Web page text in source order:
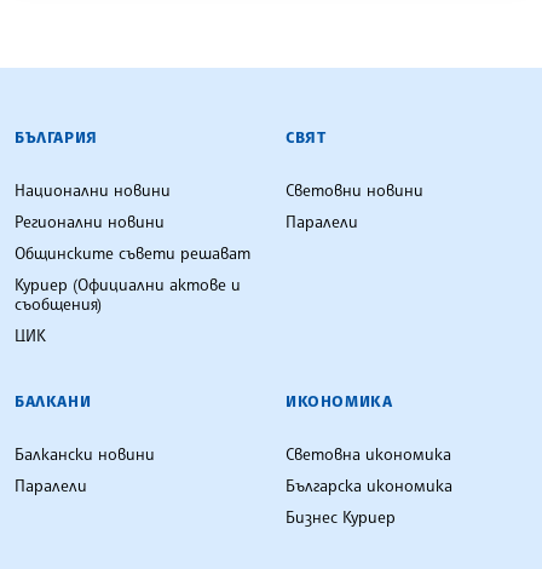
БЪЛГАРСКА ТЕЛЕГРАФНА АГЕНЦИЯ
БЪЛГАРИЯ
Национални новини
Регионални новини
Общинските съвети решават
Куриер (Официални актове и
съобщения)
ЦИК
СВЯТ
Световни новини
Паралели
БАЛКАНИ
Балкански новини
Паралели
ИКОНОМИКА
Световна икономика
Българска икономика
Бизнес Куриер